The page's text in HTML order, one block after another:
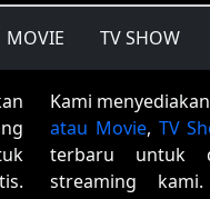
MOVIE TV SHOW
Kami
atau Movie, TV
terbaru untuk
streaming